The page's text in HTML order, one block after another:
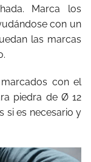
Marca los
con un
las marcas
con el
piedra de Ø 12
si es necesario y